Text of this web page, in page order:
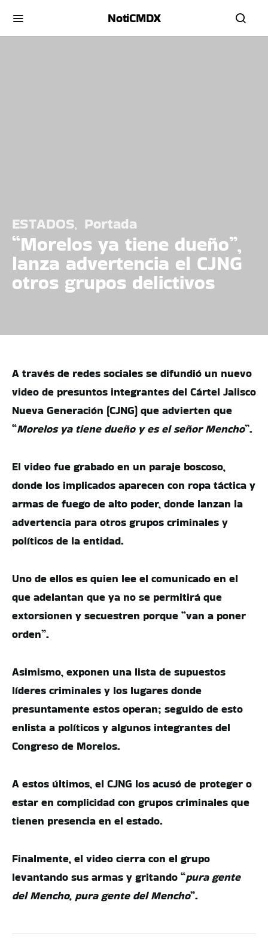
NotiCMDX
ESTADOS Portada
“Morelos ya tiene dueño”,
lanza advertencia el CJNG
otros grupos delictivos
A través de redes sociales se difundió un nuevo
video de presuntos integrantes del Cártel Jalisco
Nueva Generación (CJNG) que advierten que
“Morelos ya tiene dueño y es el señor Mencho”.
El video fue grabado en un paraje boscoso,
donde los implicados aparecen con ropa táctica y
armas de fuego de alto poder, donde lanzan la
advertencia para otros grupos criminales y
políticos de la entidad.
Uno de ellos es quien lee el comunicado en el
que adelantan que ya no se permitirá que
extorsionen y secuestren porque “van a poner
orden”.
Asimismo, exponen una lista de supuestos
líderes criminales y los lugares donde
presuntamente estos operan; seguido de esto
enlista a políticos y algunos integrantes del
Congreso de Morelos.
A estos últimos, el CJNG los acusó de proteger o
estar en complicidad con grupos criminales que
tienen presencia en el estado.
Finalmente, el video cierra con el grupo
levantando sus armas y gritando “pura gente
del Mencho, pura gente del Mencho”.